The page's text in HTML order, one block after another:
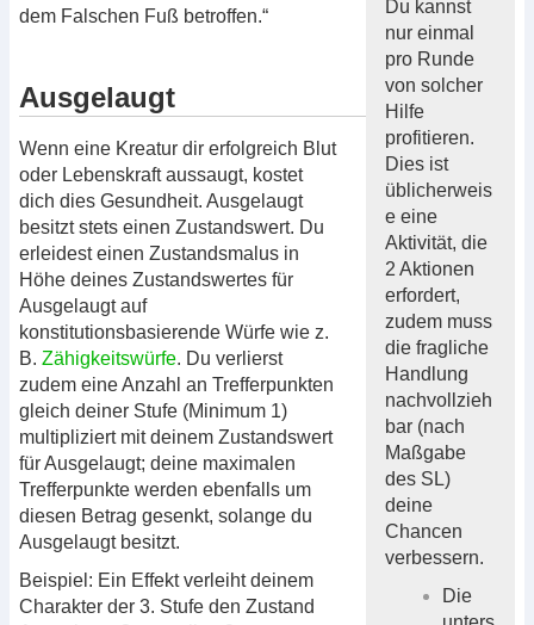
Du kannst
nur einmal
pro Runde
von solcher
Hilfe
profitieren.
Dies ist
üblicherweis
e eine
Aktivität, die
2 Aktionen
erfordert,
zudem muss
die fragliche
Handlung
nachvollzieh
bar (nach
Maßgabe
des SL)
deine
Chancen
verbessern.
Die
dem Falschen Fuß betroffen.“
Ausgelaugt
Wenn eine Kreatur dir erfolgreich Blut
oder Lebenskraft aussaugt, kostet
dich dies Gesundheit. Ausgelaugt
besitzt stets einen Zustandswert. Du
erleidest einen Zustandsmalus in
Höhe deines Zustandswertes für
Ausgelaugt auf
konstitutionsbasierende Würfe wie z.
B. Zähigkeitswürfe. Du verlierst
zudem eine Anzahl an Trefferpunkten
gleich deiner Stufe (Minimum 1)
multipliziert mit deinem Zustandswert
für Ausgelaugt; deine maximalen
Trefferpunkte werden ebenfalls um
diesen Betrag gesenkt, solange du
Ausgelaugt besitzt.
Beispiel: Ein Effekt verleiht deinem
Charakter der 3. Stufe den Zustand